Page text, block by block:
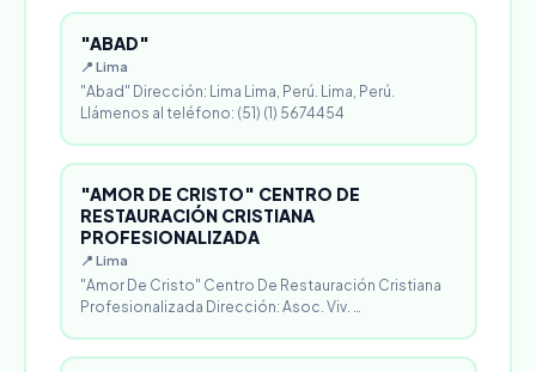
"ABAD"
📍 Lima
"Abad" Dirección: Lima Lima, Perú. Lima, Perú.
Llámenos al teléfono: (51) (1) 5674454
"AMOR DE CRISTO" CENTRO DE
RESTAURACIÓN CRISTIANA
PROFESIONALIZADA
📍 Lima
"Amor De Cristo" Centro De Restauración Cristiana
Profesionalizada Dirección: Asoc. Viv. …